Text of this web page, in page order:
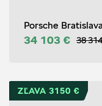
Porsche
34 103 € 38
ZĽAVA 3150 €